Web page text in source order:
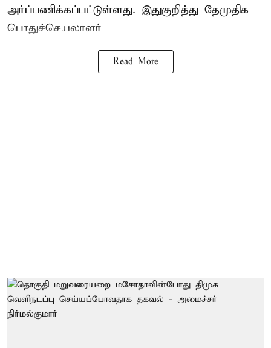
அர்ப்பணிக்கப்பட்டுள்ளது. இதுகுறித்து தேமுதிக
பொதுச்செயலாளர்
Read More